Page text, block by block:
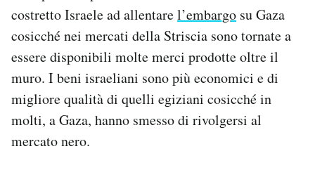
costretto Israele ad allentarel’embargo su Gaza
cosicché nei mercati della Striscia sono tornate a
essere disponibili molte merci prodotte oltre il
muro. I beni israeliani sono più economici e di
migliore qualità di quelli egiziani cosicché in
molti, a Gaza, hanno smesso di rivolgersi al
mercato nero.